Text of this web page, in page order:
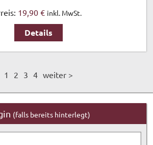
19,90 € inkl. MwSt.
Details
1 2 3 4 weiter >
(falls bereits hinterlegt)